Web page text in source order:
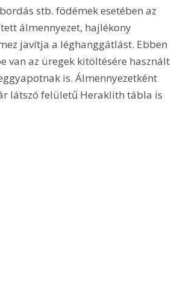
stb. födémek esetében az
álmennyezet, hajlékony
javítja a léghanggátlást. Ebben
van az üregek kitöltésére használt
is. Álmennyezetként
látszó felületű Heraklith tábla is